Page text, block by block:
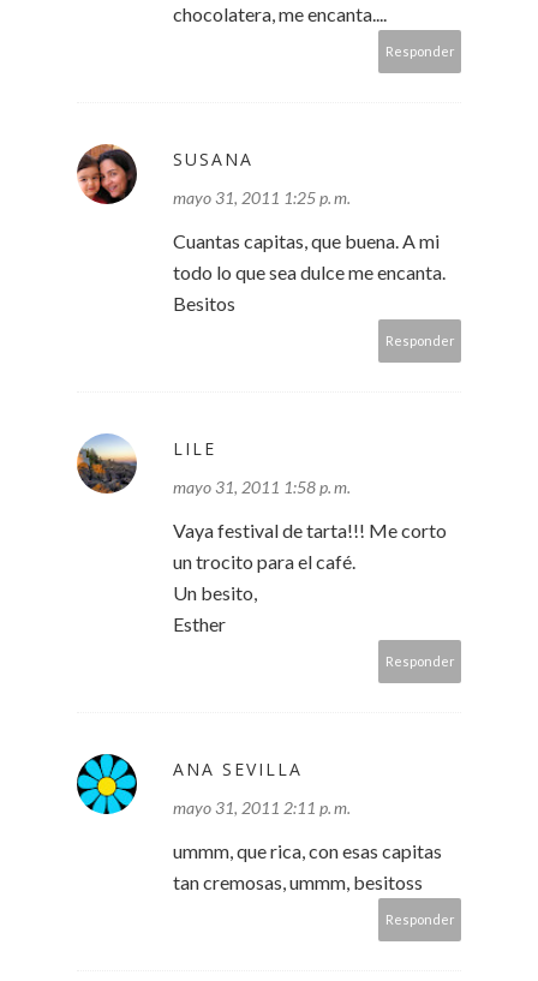
chocolatera, me encanta....
Responder
SUSANA
mayo 31, 2011 1:25 p. m.
Cuantas capitas, que buena. A mi
todo lo que sea dulce me encanta.
Besitos
Responder
LILE
mayo 31, 2011 1:58 p. m.
Vaya festival de tarta!!! Me corto
un trocito para el café.
Un besito,
Esther
Responder
ANA SEVILLA
mayo 31, 2011 2:11 p. m.
ummm, que rica, con esas capitas
tan cremosas, ummm, besitoss
Responder